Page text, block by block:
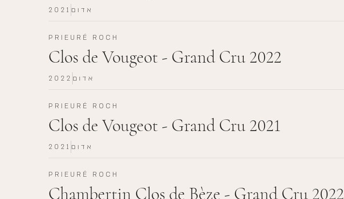
2021 אדום
PRIEURÉ ROCH
Clos de Vougeot - Grand Cru 2022
2022 אדום
PRIEURÉ ROCH
Clos de Vougeot - Grand Cru 2021
2021 אדום
PRIEURÉ ROCH
Chambertin Clos de Bèze - Grand Cru 2022